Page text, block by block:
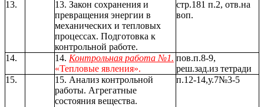
13.
13. Закон сохранения и
превращения энергии в
механических и тепловых
процессах. Подготовка к
контрольной работе.
стр.181 п.2, отв.на
воп.
14. 14. Контрольная работа №1.
«Тепловые явления».
пов.п.8-9,
реш.зад.из тетради
15.
15. Анализ контрольной
работы. Агрегатные
состояния вещества.
п.12-14,у.7№3-5